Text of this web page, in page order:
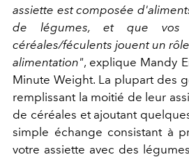
assiette est composée
de légumes, et que vos
céréales/féculents jouent un
alimentation", explique Mandy
Minute Weight. La plupart des
remplissant la moitié de leur
de céréales et ajoutant
simple échange consistant à
votre assiette avec des